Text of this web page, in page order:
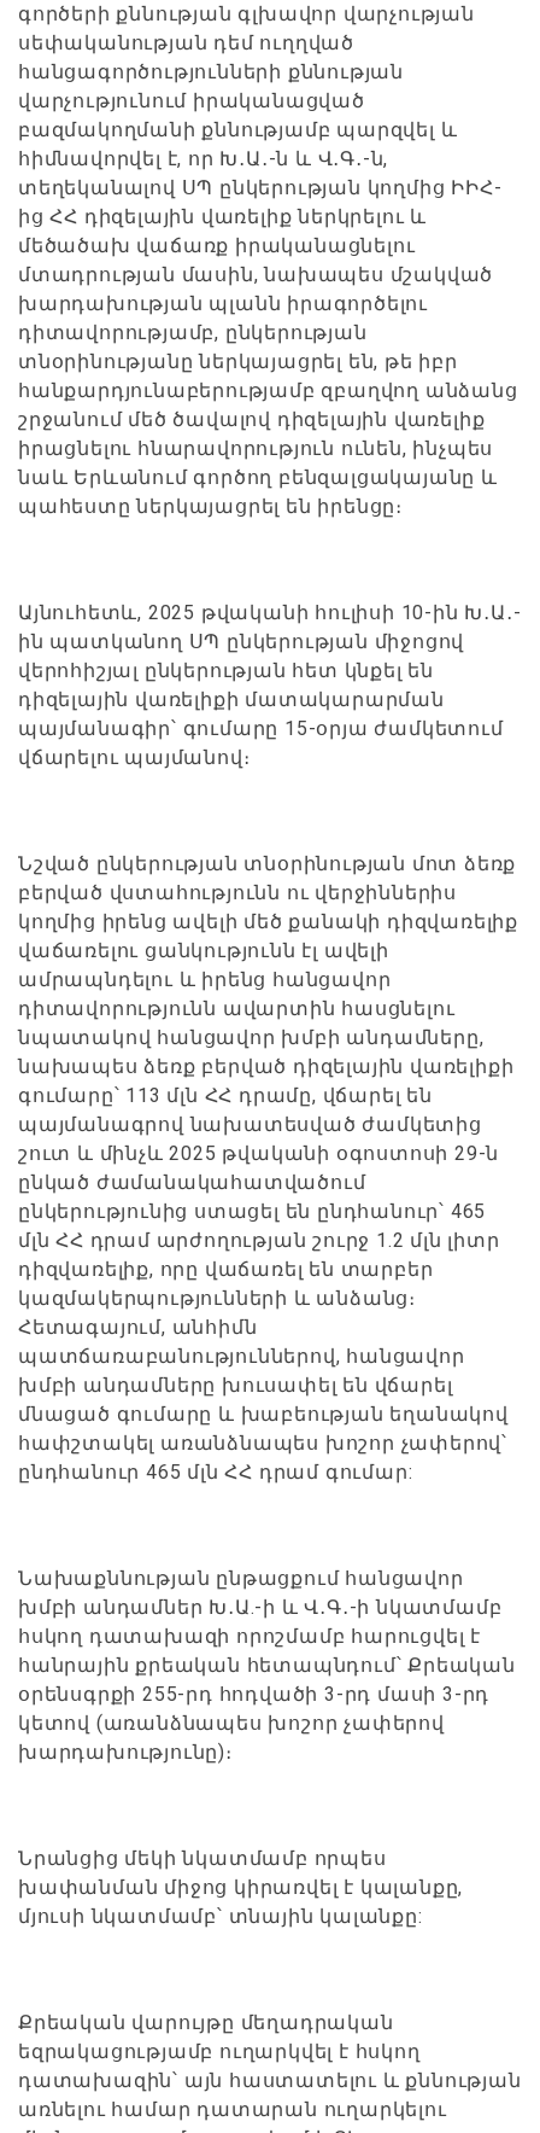
գործերի քննության գլխավոր վարչության
սեփականության դեմ ուղղված
հանցագործությունների քննության
վարչությունում իրականացված
բազմակողմանի քննությամբ պարզվել և
հիմնավորվել է, որ Խ․Ա․-ն և Վ․Գ․-ն,
տեղեկանալով ՍՊ ընկերության կողմից ԻԻՀ-
ից ՀՀ դիզելային վառելիք ներկրելու և
մեծածախ վաճառք իրականացնելու
մտադրության մասին, նախապես մշակված
խարդախության պլանն իրագործելու
դիտավորությամբ, ընկերության
տնօրինությանը ներկայացրել են, թե իբր
հանքարդյունաբերությամբ զբաղվող անձանց
շրջանում մեծ ծավալով դիզելային վառելիք
իրացնելու հնարավորություն ունեն, ինչպես
նաև Երևանում գործող բենզալցակայանը և
պահեստը ներկայացրել են իրենցը։
Այնուհետև, 2025 թվականի հուլիսի 10-ին Խ․Ա․-
ին պատկանող ՍՊ ընկերության միջոցով
վերոհիշյալ ընկերության հետ կնքել են
դիզելային վառելիքի մատակարարման
պայմանագիր՝ գումարը 15-օրյա ժամկետում
վճարելու պայմանով։
Նշված ընկերության տնօրինության մոտ ձեռք
բերված վստահությունն ու վերջիններիս
կողմից իրենց ավելի մեծ քանակի դիզվառելիք
վաճառելու ցանկությունն էլ ավելի
ամրապնդելու և իրենց հանցավոր
դիտավորությունն ավարտին հասցնելու
նպատակով հանցավոր խմբի անդամները,
նախապես ձեռք բերված դիզելային վառելիքի
գումարը՝ 113 մլն ՀՀ դրամը, վճարել են
պայմանագրով նախատեսված ժամկետից
շուտ և մինչև 2025 թվականի օգոստոսի 29-ն
ընկած ժամանակահատվածում
ընկերությունից ստացել են ընդհանուր՝ 465
մլն ՀՀ դրամ արժողության շուրջ 1.2 մլն լիտր
դիզվառելիք, որը վաճառել են տարբեր
կազմակերպությունների և անձանց։
Հետագայում, անհիմն
պատճառաբանություններով, հանցավոր
խմբի անդամները խուսափել են վճարել
մնացած գումարը և խաբեության եղանակով
հափշտակել առանձնապես խոշոր չափերով՝
ընդհանուր 465 մլն ՀՀ դրամ գումար:
Նախաքննության ընթացքում հանցավոր
խմբի անդամներ Խ․Ա.-ի և Վ․Գ․-ի նկատմամբ
հսկող դատախազի որոշմամբ հարուցվել է
հանրային քրեական հետապնդում՝ Քրեական
օրենսգրքի 255-րդ հոդվածի 3-րդ մասի 3-րդ
կետով (առանձնապես խոշոր չափերով
խարդախությունը)։
Նրանցից մեկի նկատմամբ որպես
խափանման միջոց կիրառվել է կալանքը,
մյուսի նկատմամբ՝ տնային կալանքը:
Քրեական վարույթը մեղադրական
եզրակացությամբ ուղարկվել է հսկող
դատախազին՝ այն հաստատելու և քննության
առնելու համար դատարան ուղարկելու